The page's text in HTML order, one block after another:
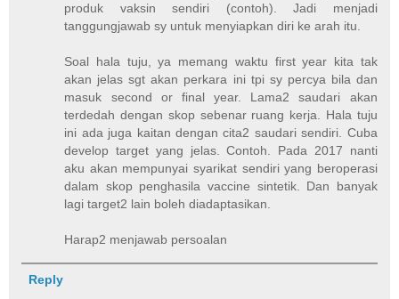
produk vaksin sendiri (contoh). Jadi menjadi
tanggungjawab sy untuk menyiapkan diri ke arah itu.
Soal hala tuju, ya memang waktu first year kita tak
akan jelas sgt akan perkara ini tpi sy percya bila dan
masuk second or final year. Lama2 saudari akan
terdedah dengan skop sebenar ruang kerja. Hala tuju
ini ada juga kaitan dengan cita2 saudari sendiri. Cuba
develop target yang jelas. Contoh. Pada 2017 nanti
aku akan mempunyai syarikat sendiri yang beroperasi
dalam skop penghasila vaccine sintetik. Dan banyak
lagi target2 lain boleh diadaptasikan.
Harap2 menjawab persoalan
Reply